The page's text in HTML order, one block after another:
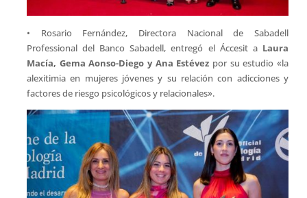
• Rosario Fernández, Directora Nacional de Sabadell
Professional del Banco Sabadell, entregó el Áccesit a Laura
Macía, Gema Aonso-Diego y Ana Estévez por su estudio «la
alexitimia en mujeres jóvenes y su relación con adicciones y
factores de riesgo psicológicos y relacionales».